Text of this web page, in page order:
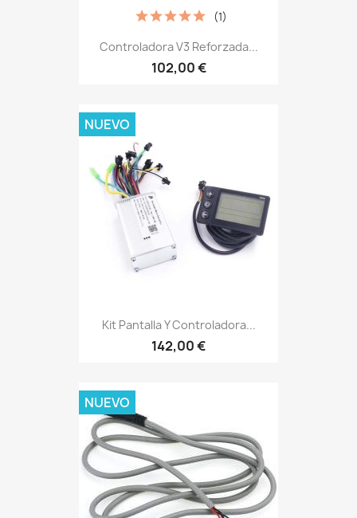
Controladora V3 Reforzada...
102,00 €
(1)
Kit Pantalla Y Controladora...
142,00 €
NUEVO
NUEVO